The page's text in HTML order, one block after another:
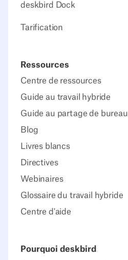
deskbird Dock
Tarification
Ressources
Centre de ressources
Guide au travail hybride
Guide au partage de bureau
Blog
Livres blancs
Directives
Webinaires
Glossaire du travail hybride
Centre d'aide
Pourquoi deskbird